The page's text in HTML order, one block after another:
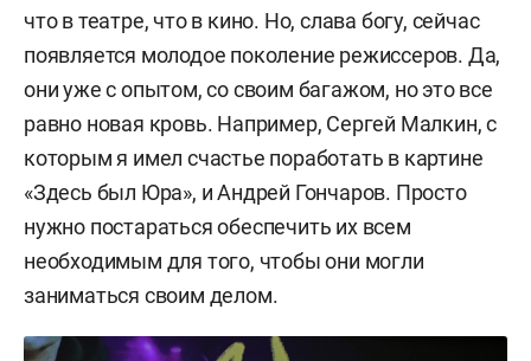
что в театре, что в кино. Но, слава богу, сейчас
появляется молодое поколение режиссеров. Да,
они уже с опытом, со своим багажом, но это все
равно новая кровь. Например, Сергей Малкин, с
которым я имел счастье поработать в картине
«Здесь был Юра», и Андрей Гончаров. Просто
нужно постараться обеспечить их всем
необходимым для того, чтобы они могли
заниматься своим делом.